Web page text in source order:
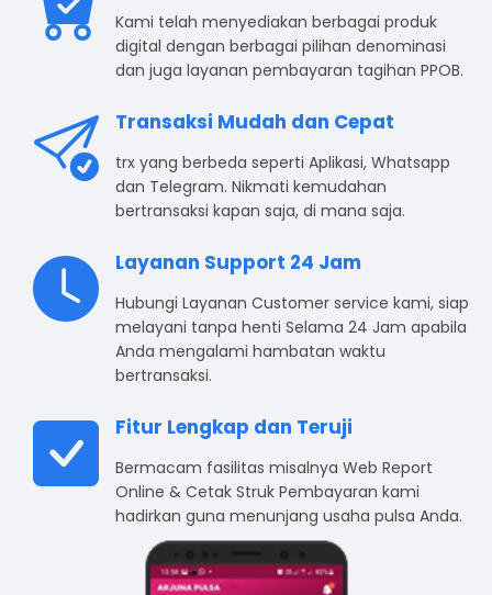
Kami telah menyediakan berbagai produk
digital dengan berbagai pilihan denominasi
dan juga layanan pembayaran tagihan PPOB.
Transaksi Mudah dan Cepat
trx yang berbeda seperti Aplikasi, Whatsapp
dan Telegram. Nikmati kemudahan
bertransaksi kapan saja, di mana saja.
Layanan Support 24 Jam
Hubungi Layanan Customer service kami, siap
melayani tanpa henti Selama 24 Jam apabila
Anda mengalami hambatan waktu
bertransaksi.
Fitur Lengkap dan Teruji
Bermacam fasilitas misalnya Web Report
Online & Cetak Struk Pembayaran kami
hadirkan guna menunjang usaha pulsa Anda.